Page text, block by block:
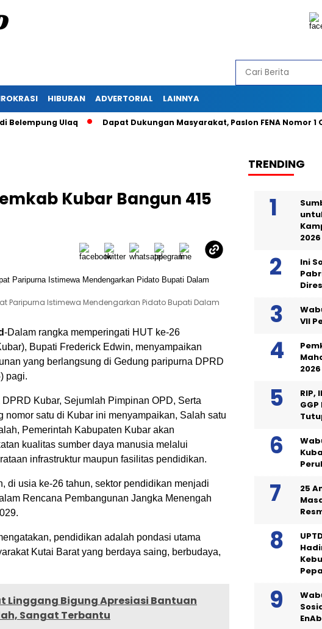
HIBURAN ADVERTORIAL LAINNYA
Ulaq Dapat Dukungan Masyarakat, Paslon FENA Nomor 1
Kubar Bangun 415
Paripurna Istimewa Mendengarkan Pidato Bupati Dalam
-Dalam rangka memperingati HUT ke-26
Bupati Frederick Edwin, menyampaikan
yang berlangsung di Gedung paripurna DPRD
pagi.
Kubar, Sejumlah Pimpinan OPD, Serta
nomor satu di Kubar ini menyampaikan, Salah satu
Pemerintah Kabupaten Kubar akan
kualitas sumber daya manusia melalui
infrastruktur maupun fasilitas pendidikan.
di usia ke-26 tahun, sektor pendidikan menjadi
Rencana Pembangunan Jangka Menengah
pendidikan adalah pondasi utama
Kutai Barat yang berdaya saing, berbudaya,
Linggang Bigung Apresiasi Bantuan
Sangat Terbantu
TRENDING
2026
Ini
VII
2026
RIP,
25